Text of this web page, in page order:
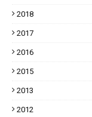
2018
2017
2016
2015
2013
2012